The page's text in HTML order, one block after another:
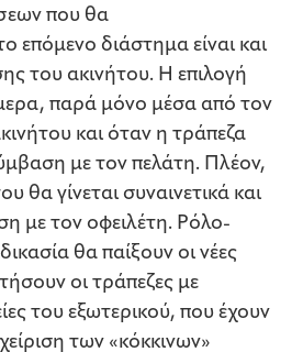
που θα
επόμενο διάστημα είναι και
του ακινήτου. Η επιλογή
παρά μόνο μέσα από τον
και όταν η τράπεζα
με τον πελάτη. Πλέον,
θα γίνεται συναινετικά και
με τον οφειλέτη. Ρόλο-
θα παίξουν οι νέες
οι τράπεζες με
του εξωτερικού, που έχουν
των «κόκκινων»